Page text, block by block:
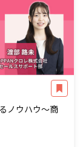
ノウハウ～商